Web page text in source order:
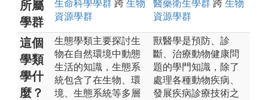
所屬
學群
生命科學學群 跨 生物
資源學群
醫藥衛生學群 跨 生物
資源學群
這個
學類
學什
麼？
生態學類主要探討生
物在自然環境中動態
生活的知識，生態系
統包含了在生物、環
境、生態系統等多層
獸醫學是預防、診
斷、治療動物健康問
題的學門知識，除了
處理各種動物疾病、
發展疾病診療技術之